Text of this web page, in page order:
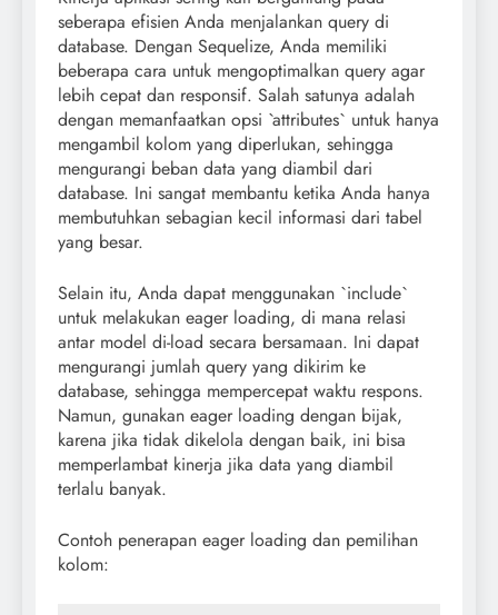
seberapa efisien Anda menjalankan query di
database. Dengan Sequelize, Anda memiliki
beberapa cara untuk mengoptimalkan query agar
lebih cepat dan responsif. Salah satunya adalah
dengan memanfaatkan opsi `attributes` untuk hanya
mengambil kolom yang diperlukan, sehingga
mengurangi beban data yang diambil dari
database. Ini sangat membantu ketika Anda hanya
membutuhkan sebagian kecil informasi dari tabel
yang besar.
Selain itu, Anda dapat menggunakan `include`
untuk melakukan eager loading, di mana relasi
antar model di-load secara bersamaan. Ini dapat
mengurangi jumlah query yang dikirim ke
database, sehingga mempercepat waktu respons.
Namun, gunakan eager loading dengan bijak,
karena jika tidak dikelola dengan baik, ini bisa
memperlambat kinerja jika data yang diambil
terlalu banyak.
Contoh penerapan eager loading dan pemilihan
kolom: